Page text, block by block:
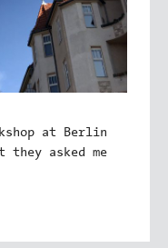
at Berlin
they asked me